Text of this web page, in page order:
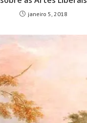
janeiro 5, 2018